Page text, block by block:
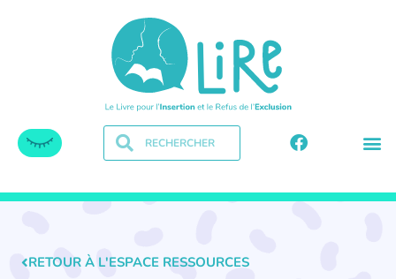
RETOUR À L'ESPACE RESSOURCES